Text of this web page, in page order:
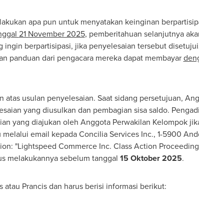
apa pun untuk menyatakan keinginan
21 November 2025, pemberitahuan selanjutnya
berpartisipasi, jika penyelesaian tersebut
panduan dari pengacara mereka dapat membayar
usulan penyelesaian. Saat sidang persetujuan,
yang diusulkan dan pembagian sisa saldo.
yang diajukan oleh Anggota Perwakilan Kelompok
email kepada Concilia Services Inc., 1-5900
"Lightspeed Commerce Inc. Class Action
melakukannya sebelum tanggal 15 Oktober 2025.
Prancis dan harus berisi informasi berikut: